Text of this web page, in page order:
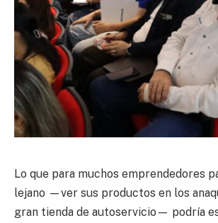
Lo que para muchos emprendedores
lejano —ver sus productos en los
gran tienda de autoservicio— podría